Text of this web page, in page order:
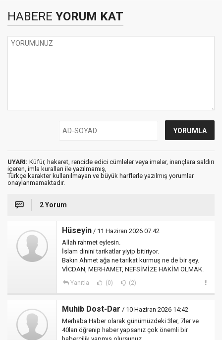
HABERE YORUM KAT
UYARI: Küfür, hakaret, rencide edici cümleler veya imalar, inançlara saldırı
içeren, imla kuralları ile yazılmamış,
Türkçe karakter kullanılmayan ve büyük harflerle yazılmış yorumlar
onaylanmamaktadır.
2 Yorum
Hüseyin / 11 Haziran 2026 07:42
Allah rahmet eylesin.
İslam dinini tarikatlar yiyip bitiriyor.
Bakın Ahmet ağa ne tarikat kurmuş ne de bir şey.
VİCDAN, MERHAMET, NEFSİMİZE HAKİM OLMAK.
Yanıtla (0) (2)
Muhib Dost-Dar / 10 Haziran 2026 14:42
Merhaba Haber olarak günümüzdeki 3ler, 7ler ve
40ları öğrenip haber yapsanız çok önemli bir